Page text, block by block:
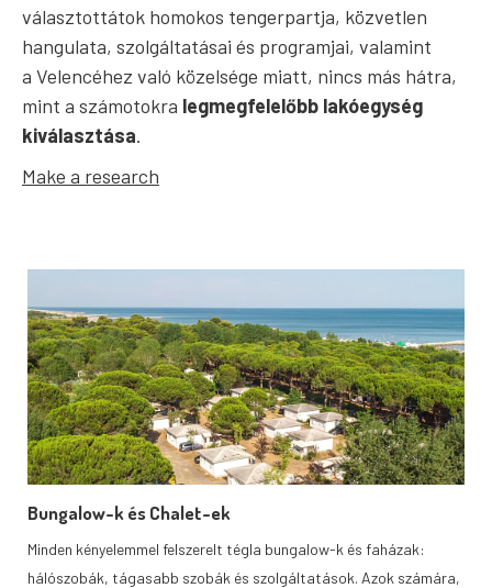
választottátok homokos tengerpartja, közvetlen
hangulata, szolgáltatásai és programjai, valamint
a Velencéhez való közelsége miatt, nincs más hátra,
mint a számotokra legmegfelelőbb lakóegység
kiválasztása.
Make a research
Bungalow-k és Chalet-ek
Minden kényelemmel felszerelt tégla bungalow-k és faházak:
hálószobák, tágasabb szobák és szolgáltatások. Azok számára,